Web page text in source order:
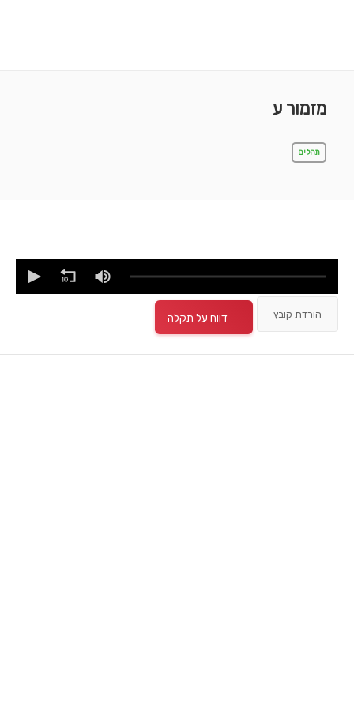
מזמור ע
תהלים
הורדת קובץ דווח על תקלה